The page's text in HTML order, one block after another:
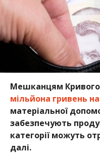
Мешканцям Кривого
мільйона гривень
матеріальної
забезпечують
категорії можуть
далі.